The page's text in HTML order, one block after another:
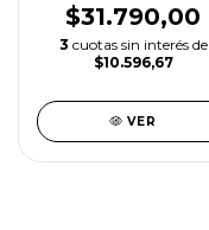
Play
$31.790,00
3 cuotas sin interés de
$10.596,67
VER